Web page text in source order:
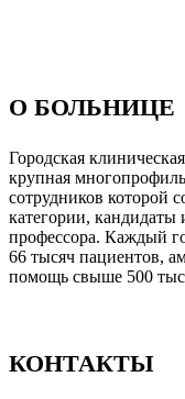
О БОЛЬНИЦЕ
Городская
крупная
сотрудников которой
категории, кандидаты
профессора. Каждый
66 тысяч пациентов,
помощь свыше 500
КОНТАКТЫ